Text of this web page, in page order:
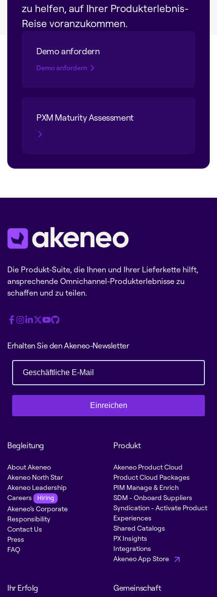
zu helfen, auf Ihrer Produkterlebnis-
Reise voranzukommen.
Demo anfordern
Demo anfordern
PXM Maturity Assessment
Die Produkt-Suite, die Ihnen und Ihrer Lieferkette hilft,
ansprechende Omnichannel-Produkterlebnisse zu
schaffen und zu teilen.
Erhalten Sie den Akeneo-Newsletter
Einreichen
Begleitung
About Akeneo
Akeneo North Star
Akeneo Leadership
Careers
Hiring
Akeneo’s Corporate
Responsibility
Contact Us
Press
FAQ
Produkt
Akeneo Product Cloud
Product Cloud Packages
PIM Manage & Enrich
SDM - Onboard Suppliers
Syndication - Activate Product
Experiences
Shared Catalogs
PX Insights
Integrations
Akeneo App Store
Ihr Erfolg Gemeinschaft